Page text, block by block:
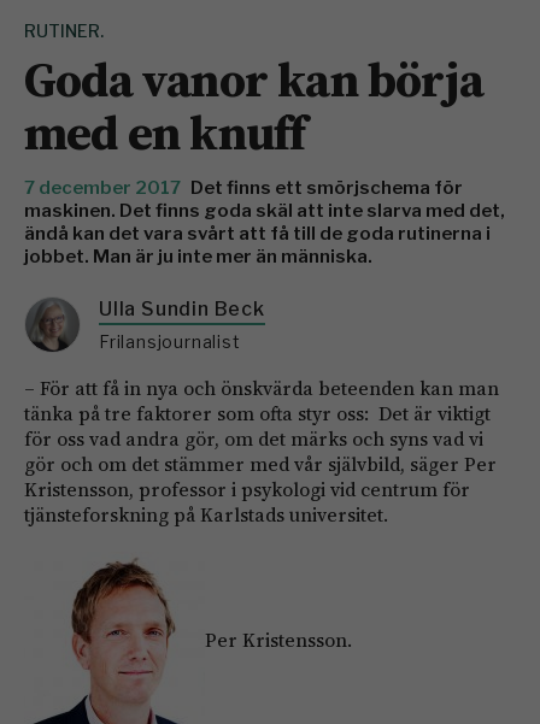
RUTINER.
Goda vanor kan börja
med en knuff
7 december 2017 Det finns ett smörjschema för
maskinen. Det finns goda skäl att inte slarva med det,
ändå kan det vara svårt att få till de goda rutinerna i
jobbet. Man är ju inte mer än människa.
Ulla Sundin Beck
Frilansjournalist
– För att få in nya och önskvärda beteenden kan man
tänka på tre ­faktorer som ofta styr oss: Det är ­viktigt
för oss vad andra gör, om det märks och syns vad vi
gör och om det ­stämmer med vår självbild, säger Per
Kristensson, professor i psykologi vid centrum för
tjänsteforskning på Karlstads universitet.
Per Kristensson.